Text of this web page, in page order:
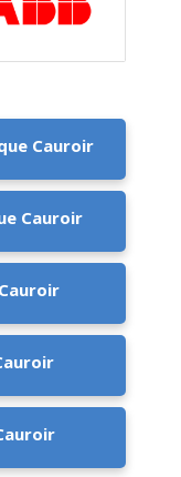
Cauroir
Cauroir